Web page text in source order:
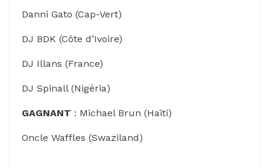
Danni Gato (Cap-Vert)
DJ BDK (Côte d’Ivoire)
DJ Illans (France)
DJ Spinall (Nigéria)
GAGNANT : Michael Brun (Haïti)
Oncle Waffles (Swaziland)